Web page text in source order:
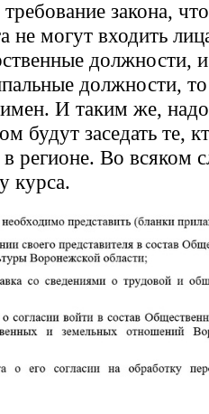
закона,
не могут входить
должности,
должности,
И таким же, надо
будут заседать те,
регионе. Во всяком
курса.